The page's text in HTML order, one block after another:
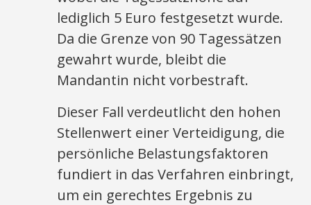
lediglich 5 Euro festgesetzt wurde.
Da die Grenze von 90 Tagessätzen
gewahrt wurde, bleibt die
Mandantin nicht vorbestraft.
Dieser Fall verdeutlicht den hohen
Stellenwert einer Verteidigung, die
persönliche Belastungsfaktoren
fundiert in das Verfahren einbringt,
um ein gerechtes Ergebnis zu